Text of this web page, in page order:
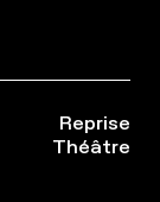
Reprise
Théâtre